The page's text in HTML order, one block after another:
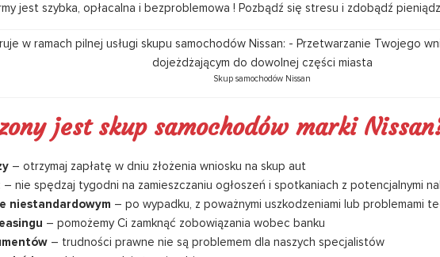
jest szybka, opłacalna i bezproblemowa ! Pozbądź się stresu i zdobądź
Skup samochodów Nissan
jest skup samochodów marki
– otrzymaj zapłatę w dniu złożenia wniosku na skup aut
– nie spędzaj tygodni na zamieszczaniu ogłoszeń i spotkaniach z potencjalnymi
niestandardowym – po wypadku, z poważnymi uszkodzeniami lub problemami
– pomożemy Ci zamknąć zobowiązania wobec banku
– trudności prawne nie są problemem dla naszych specjalistów